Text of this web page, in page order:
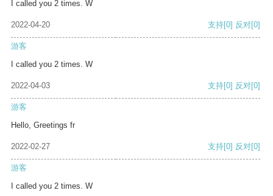
I called you 2 times. W
2022-04-20 支持[0] 反对[0]
游客
I called you 2 times. W
2022-04-03 支持[0] 反对[0]
游客
Hello, Greetings fr
2022-02-27 支持[0] 反对[0]
游客
I called you 2 times. W